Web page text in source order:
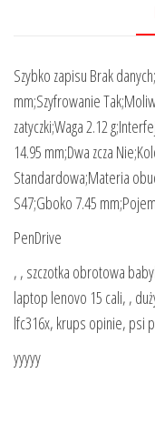
Szybko zapisu Brak
mm;Szyfrowanie
zatyczki;Waga 2.12
14.95 mm;Dwa zcza
Standardowa;Materia
S47;Gboko 7.45
PenDrive
, , szczotka obrotowa
laptop lenovo 15 cali, ,
lfc316x, krups opinie, psi
yyyyy